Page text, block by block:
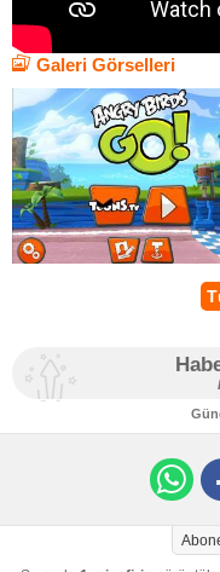
Galeri Görselleri